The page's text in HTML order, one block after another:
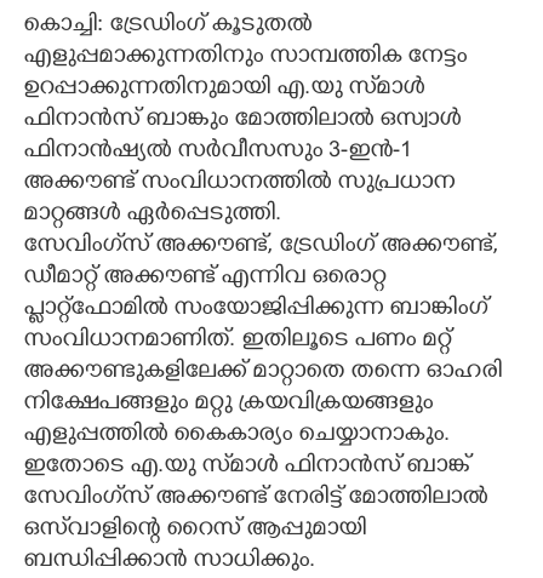
CARTOONS
LITERATURE
ZOOM
CONTACT US
കൊച്ചി: ട്രേഡിംഗ് കൂടുതൽ
എളുപ്പമാക്കുന്നതിനും സാമ്പത്തിക നേട്ടം
ഉറപ്പാക്കുന്നതിനുമായി എ.യു സ്‌മാൾ
ഫിനാൻസ് ബാങ്കും മോത്തിലാൽ ഒസ്വാൾ
ഫിനാൻഷ്യൽ സർവീസസും 3-ഇൻ-1
അക്കൗണ്ട് സംവിധാനത്തിൽ സുപ്രധാന
മാറ്റങ്ങൾ ഏർപ്പെടുത്തി.
സേവിംഗ്‌സ് അക്കൗണ്ട്, ട്രേഡിംഗ് അക്കൗണ്ട്,
ഡീമാറ്റ് അക്കൗണ്ട് എന്നിവ ഒരൊറ്റ
പ്ലാറ്റ്‌ഫോമിൽ സംയോജിപ്പിക്കുന്ന ബാങ്കിംഗ്
സംവിധാനമാണിത്. ഇതിലൂടെ പണം മറ്റ്
അക്കൗണ്ടുകളിലേക്ക് മാറ്റാതെ തന്നെ ഓഹരി
നിക്ഷേപങ്ങളും മറ്റു ക്രയവിക്രയങ്ങളും
എളുപ്പത്തിൽ കൈകാര്യം ചെയ്യാനാകും.
ഇതോടെ എ.യു സ്‌മാൾ ഫിനാൻസ് ബാങ്ക്
സേവിംഗ്‌സ് അക്കൗണ്ട് നേരിട്ട് മോത്തിലാൽ
ഒസ്‌വാളിന്റെ റൈസ് ആപ്പുമായി
ബന്ധിപ്പിക്കാൻ സാധിക്കും.